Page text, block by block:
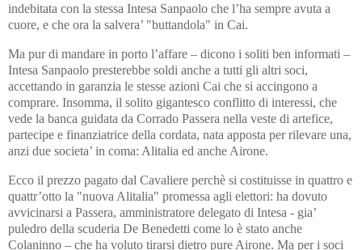
indebitata con la stessa Intesa Sanpaolo che l’ha sempre avuta a
cuore, e che ora la salvera’ "buttandola" in Cai.
Ma pur di mandare in porto l’affare – dicono i soliti ben informati –
Intesa Sanpaolo presterebbe soldi anche a tutti gli altri soci,
accettando in garanzia le stesse azioni Cai che si accingono a
comprare. Insomma, il solito gigantesco conflitto di interessi, che
vede la banca guidata da Corrado Passera nella veste di artefice,
partecipe e finanziatrice della cordata, nata apposta per rilevare una,
anzi due societa’ in coma: Alitalia ed anche Airone.
Ecco il prezzo pagato dal Cavaliere perchè si costituisse in quattro e
quattr’otto la "nuova Alitalia" promessa agli elettori: ha dovuto
avvicinarsi a Passera, amministratore delegato di Intesa - gia’
puledro della scuderia De Benedetti come lo è stato anche
Colaninno – che ha voluto tirarsi dietro pure Airone. Ma per i soci